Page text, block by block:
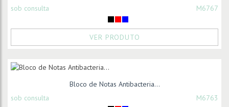
sob consulta
M6767
VER PRODUTO
Bloco de Notas Antibacteria...
sob consulta
M6763